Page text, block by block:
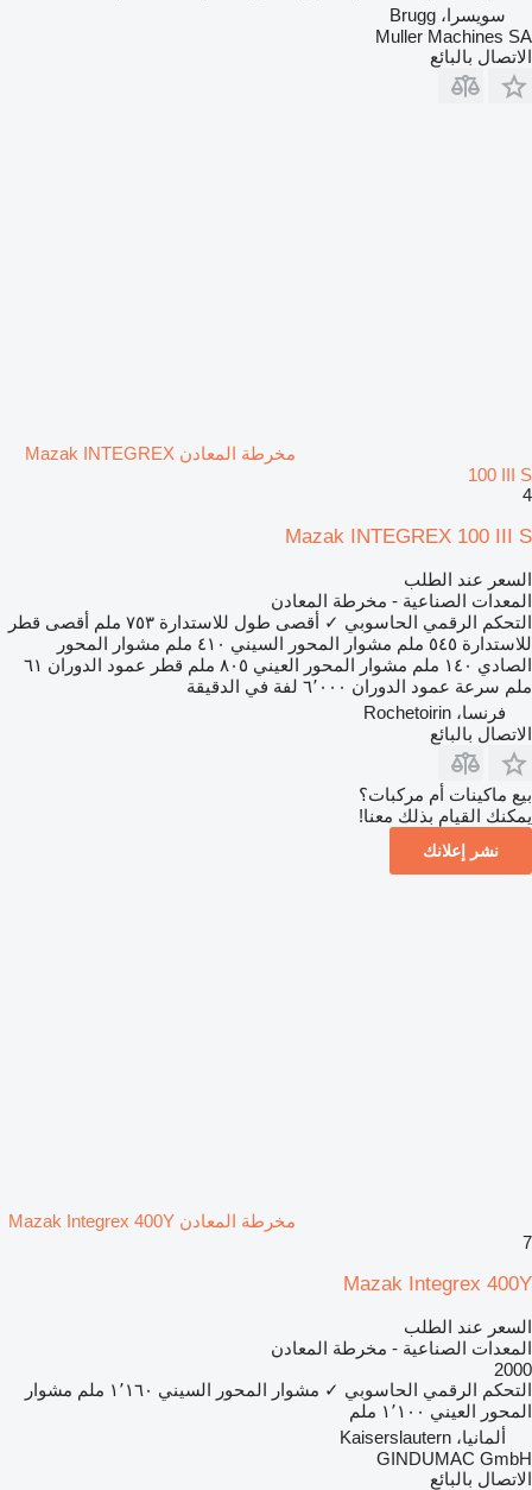
سويسرا، Brugg
Muller Machines SA
الاتصال بالبائع
مخرطة المعادن Mazak INTEGREX
100 III S
4
Mazak INTEGREX 100 III S
السعر عند الطلب
المعدات الصناعية - مخرطة المعادن
التحكم الرقمي الحاسوبي ✓ أقصى طول للاستدارة ٧٥٣ ملم
أقصى قطر
للاستدارة ٥٤٥ ملم مشوار المحور السيني ٤١٠ ملم
مشوار المحور
الصادي ١٤٠ ملم مشوار المحور العيني ٨٠٥ ملم قطر عمود الدوران ٦١
ملم سرعة عمود الدوران ٦٬٠٠٠ لفة في الدقيقة
فرنسا، Rochetoirin
الاتصال بالبائع
بيع ماكينات أم مركبات؟
يمكنك القيام بذلك معنا!
نشر إعلانك
مخرطة المعادن Mazak Integrex 400Y
7
Mazak Integrex 400Y
السعر عند الطلب
المعدات الصناعية - مخرطة المعادن
2000
التحكم الرقمي الحاسوبي ✓ مشوار المحور السيني ١٬١٦٠ ملم
مشوار
المحور العيني ١٬١٠٠ ملم
ألمانيا، Kaiserslautern
GINDUMAC GmbH
الاتصال بالبائع